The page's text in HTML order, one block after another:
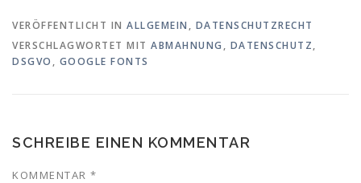
VERÖFFENTLICHT IN ALLGEMEIN , DATENSCHUTZRECHT
VERSCHLAGWORTET MIT ABMAHNUNG , DATENSCHUTZ,
DSGVO , GOOGLE FONTS
SCHREIBE EINEN KOMMENTAR
KOMMENTAR *